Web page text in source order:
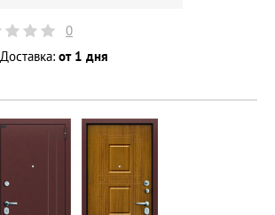
0
Доставка: от 1 дня